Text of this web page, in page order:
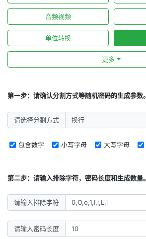
音频视频
单位转换
更多
第一步：请确认分割方式等随机密码的生成参数。
请选择分割方式
包含数字 小写字母 大写字母
第二步：请输入排除字符，密码长度和生成数量。
请输入排除字符
请输入密码长度